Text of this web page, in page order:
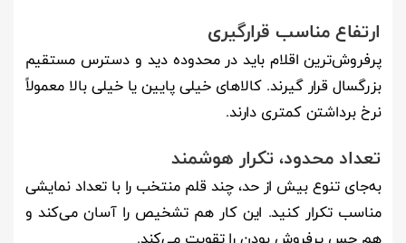
ارتفاع مناسب قرارگیری
پرفروش‌ترین اقلام باید در محدوده دید و دسترس مستقیم
بزرگسال قرار گیرند. کالاهای خیلی پایین یا خیلی بالا معمولاً
نرخ برداشتن کمتری دارند.
تعداد محدود، تکرار هوشمند
به‌جای تنوع بیش از حد، چند قلم منتخب را با تعداد نمایشی
مناسب تکرار کنید. این کار هم تشخیص را آسان می‌کند و